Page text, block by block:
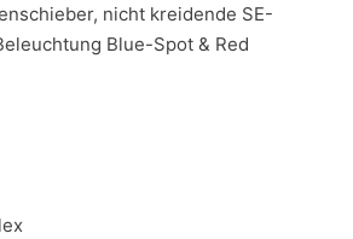
nicht kreidende SE-
Blue-Spot & Red